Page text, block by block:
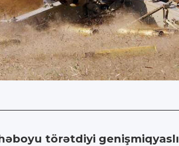
törətdiyi genişmiqyaslı